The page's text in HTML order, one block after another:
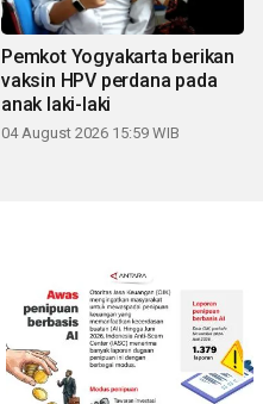
Pemkot Yogyakarta berikan
vaksin HPV perdana pada
anak laki-laki
04 August 2026 15:59 WIB